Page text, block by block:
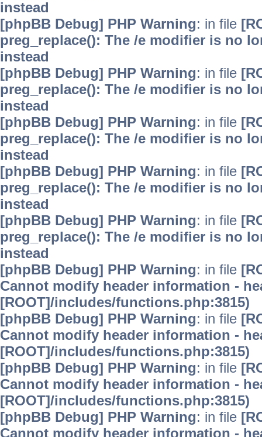
instead
[phpBB Debug] PHP Warning: in file
preg_replace(): The /e modifier is no
instead
[phpBB Debug] PHP Warning: in file
preg_replace(): The /e modifier is no
instead
[phpBB Debug] PHP Warning: in file
preg_replace(): The /e modifier is no
instead
[phpBB Debug] PHP Warning: in file
preg_replace(): The /e modifier is no
instead
[phpBB Debug] PHP Warning: in file
preg_replace(): The /e modifier is no
instead
[phpBB Debug] PHP Warning: in file
Cannot modify header information -
[ROOT]/includes/functions.php:3815)
[phpBB Debug] PHP Warning: in file
Cannot modify header information -
[ROOT]/includes/functions.php:3815)
[phpBB Debug] PHP Warning: in file
Cannot modify header information -
[ROOT]/includes/functions.php:3815)
[phpBB Debug] PHP Warning: in file
Cannot modify header information -